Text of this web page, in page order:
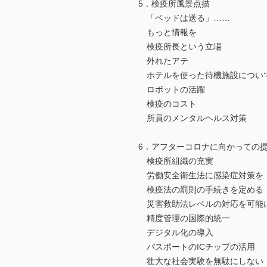
5．検疫所風景点描
「ベッドは送る」……
もっと情報を
検疫所長という立場
外れたアテ
ホテルを使った待機施設につい
ロボットの活躍
検疫のコスト
所員のメンタルヘルス対策
6．アフターコロナに向かっての
検疫所組織の充実
労働安全衛生法に感染症対策を
検疫法の罰則の手続きを定める
災害救助法レベルの対応を可能
精度管理の国際的統一
デジタル化の導入
パスポートのICチップの活用
壮大な社会実験を無駄にしない